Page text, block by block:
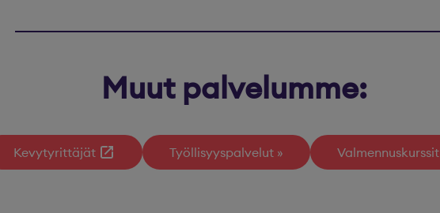
Muut palvelumme:
Kevytyrittäjät Työllisyyspalvelut Valmennuskurssit